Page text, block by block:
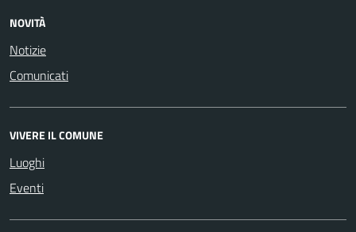
NOVITÀ
Notizie
Comunicati
VIVERE IL COMUNE
Luoghi
Eventi